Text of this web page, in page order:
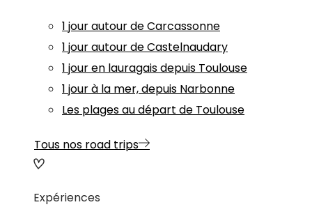
1 jour autour de Carcassonne
1 jour autour de Castelnaudary
1 jour en lauragais depuis Toulouse
1 jour à la mer, depuis Narbonne
Les plages au départ de Toulouse
Tous nos road trips
Expériences